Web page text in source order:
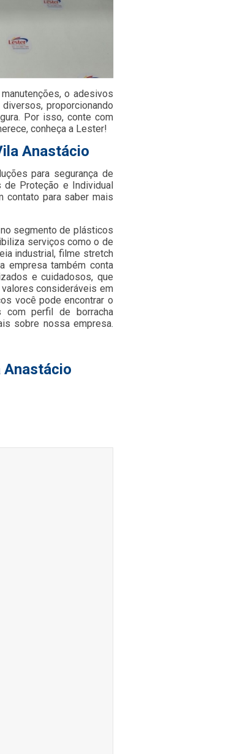
o adesivos
proporcionando
Por isso, conte com
conheça a Lester!
Anastácio
para segurança de
de Proteção e Individual
contato para saber mais
segmento de plásticos
serviços como o de
industrial, filme stretch
empresa também conta
e cuidadosos, que
consideráveis em
você pode encontrar o
com perfil de borracha
sobre nossa empresa.
Anastácio